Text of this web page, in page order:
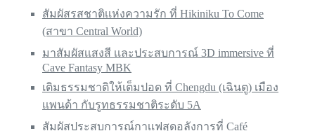
สัมผัสรสชาติเเห่งความรัก ที่ Hikiniku To Come
(สาขา Central World)
มาสัมผัสเเสงสี เเละประสบการณ์ 3D immersive ที่
Cave Fantasy MBK
เติมธรรมชาติให้เต็มปอด ที่ Chengdu (เฉินตู) เมือง
เเพนด้า กับรูทธรรมชาติระดับ 5A
สัมผัสประสบการณ์กาเเฟสุดอลังการที่ Café